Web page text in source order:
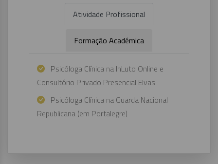
Atividade Profissional
Formação Académica
Psicóloga Clínica na InLuto Online e
Consultório Privado Presencial Elvas
Psicóloga Clínica na Guarda Nacional
Republicana (em Portalegre)